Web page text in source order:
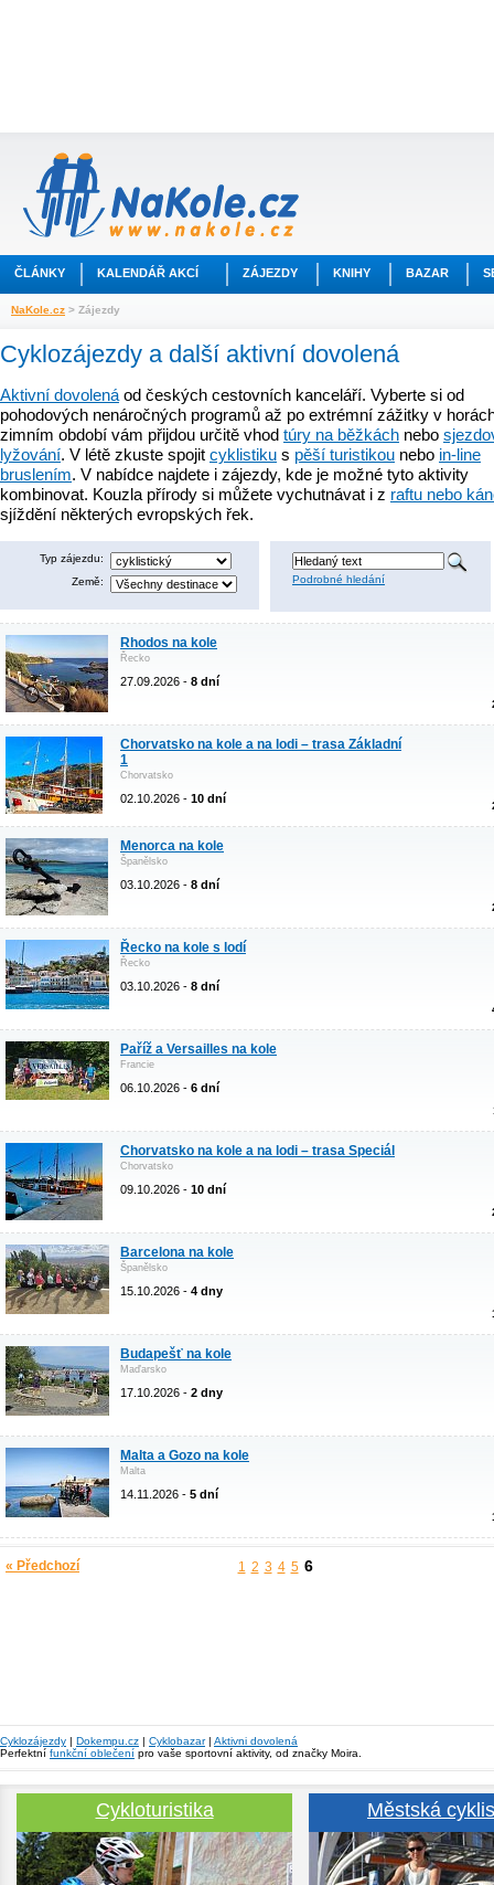
ČLÁNKY KALENDÁŘ AKCÍ ZÁJEZDY KNIHY BAZAR
NaKole.cz > Zájezdy
Cyklozájezdy a další aktivní dovolená
Aktivní dovolená od českých cestovních kanceláří. Vyberte si od
pohodových nenáročných programů až po extrémní zážitky v
zimním období vám přijdou určitě vhod túry na běžkách nebo
lyžování. V létě zkuste spojit cyklistiku s pěší turistikou nebo in-line
bruslením. V nabídce najdete i zájezdy, kde je možné tyto aktivity
kombinovat. Kouzla přírody si můžete vychutnávat i z raftu nebo
sjíždění některých evropských řek.
Typ zájezdu:
Země:
Podrobné hledání
Rhodos na kole
Řecko
27.09.2026 - 8 dní
Chorvatsko na kole a na lodi – trasa Základní
1
Chorvatsko
02.10.2026 - 10 dní
Menorca na kole
Španělsko
03.10.2026 - 8 dní
Řecko na kole s lodí
Řecko
03.10.2026 - 8 dní
Paříž a Versailles na kole
Francie
06.10.2026 - 6 dní
Chorvatsko na kole a na lodi – trasa Speciál
Chorvatsko
09.10.2026 - 10 dní
Barcelona na kole
Španělsko
15.10.2026 - 4 dny
Budapešť na kole
Maďarsko
17.10.2026 - 2 dny
Malta a Gozo na kole
Malta
14.11.2026 - 5 dní
« Předchozí 1 2 3 4 5 6
Cyklozájezdy | Dokempu.cz | Cyklobazar| Aktivni dovolená
Perfektní funkční oblečení pro vaše sportovní aktivity, od značky Moira.
Cykloturistika Městská